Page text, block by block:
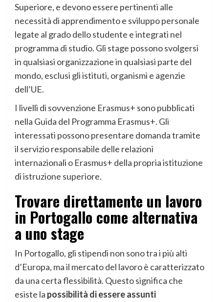
Superiore, e devono essere pertinenti alle
necessità di apprendimento e sviluppo personale
legate al grado dello studente e integrati nel
programma di studio. Gli stage possono svolgersi
in qualsiasi organizzazione in qualsiasi parte del
mondo, esclusi gli istituti, organismi e agenzie
dell’UE.
I livelli di sovvenzione Erasmus+ sono pubblicati
nella Guida del Programma Erasmus+. Gli
interessati possono presentare domanda tramite
il servizio responsabile delle relazioni
internazionali o Erasmus+ della propria istituzione
di istruzione superiore.
Trovare direttamente un lavoro
in Portogallo come alternativa
a uno stage
In Portogallo, gli stipendi non sono tra i più alti
d’Europa, ma il mercato del lavoro è caratterizzato
da una certa flessibilità. Questo significa che
esiste la possibilità di essere assunti